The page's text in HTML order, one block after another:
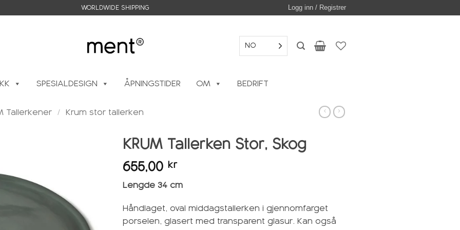
WORLDWIDE SHIPPING Logg inn / Registrer
NO
SPESIALDESIGN ÅPNINGSTIDER OM BEDRIFT
Tallerkener / Krum stor tallerken
KRUM Tallerken Stor, Skog
655,00 kr
Lengde 34 cm
Håndlaget, oval middagstallerken i gjennomfarget
porselen, glasert med transparent glasur. Kan også